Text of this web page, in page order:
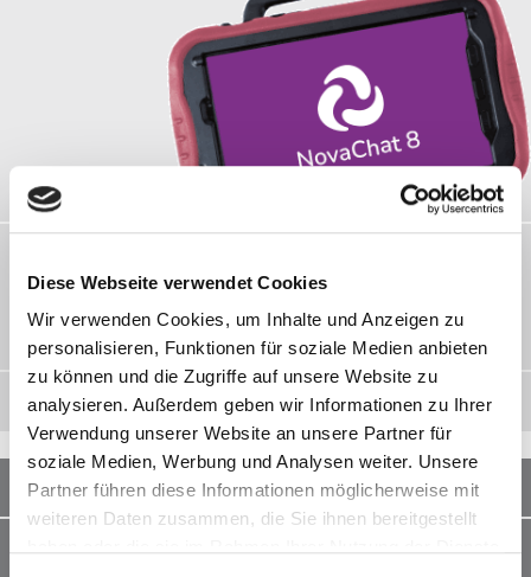
Diese Webseite verwendet Cookies
Wir verwenden Cookies, um Inhalte und Anzeigen zu
personalisieren, Funktionen für soziale Medien anbieten
zu können und die Zugriffe auf unsere Website zu
analysieren. Außerdem geben wir Informationen zu Ihrer
Verwendung unserer Website an unsere Partner für
soziale Medien, Werbung und Analysen weiter. Unsere
Partner führen diese Informationen möglicherweise mit
weiteren Daten zusammen, die Sie ihnen bereitgestellt
Der NovaChat 8 ist eine kompakte Kommunikationshilfe mit
einem hohen Schutz vor Sturzschäden und einer Vielzahl an
fortschrittlichen Vokabularen.
Erfahren Sie hier mehr über den NovaChat 8
Dynamischer Talker